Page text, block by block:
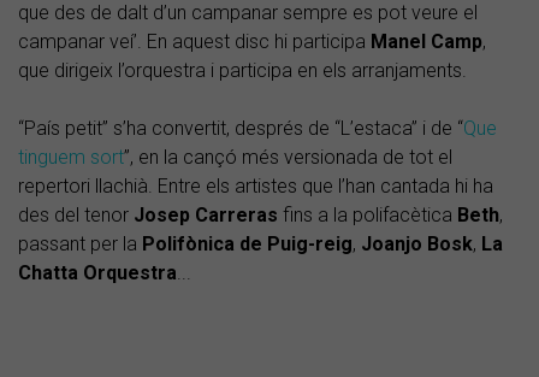
que des de dalt d’un campanar sempre es pot veure el
campanar veí’. En aquest disc hi participa Manel Camp,
que dirigeix l’orquestra i participa en els arranjaments.
“País petit” s’ha convertit, després de “L’estaca” i de “Que
tinguem sort”, en la cançó més versionada de tot el
repertori llachià. Entre els artistes que l’han cantada hi ha
des del tenor Josep Carreras fins a la polifacètica Beth,
passant per la Polifònica de Puig-reig, Joanjo Bosk, La
Chatta Orquestra...